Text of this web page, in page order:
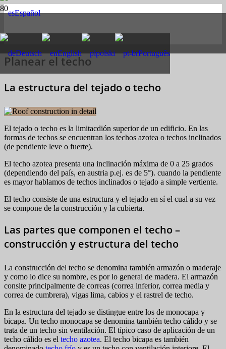
Español
Deutsch English polski Português
Planear el techo
La estructura del tejado o techo
El tejado o techo es la limitacdión superior de un edificio. En las
formas de techos se encuentran los techos azotea o techos inclinados
(de pendiente leve o fuerte).
El techo azotea presenta una inclinación máxima de 0 a 25 grados
(dependiendo del país, en austria p.ej. es de 5°). cuando la pendiente
es mayor hablamos de techos inclinados o tejado a simple vertiente.
El techo consiste de una estructura y el tejado en sí el cual a su vez
se compone de la construcción y la cubierta.
Las partes que componen el techo –
construcción y estructura del techo
La construcción del techo se denomina también armazón o maderaje
y como lo dice su nombre, es por lo general de madera. El armazón
consite principalmente de correas (correa inferior, correa media y
correa de cumbrera), vigas lima, cabios y el rastrel de techo.
En la estructura del tejado se distingue entre los de monocapa y
bicapa. Un techo monocapa se denomina también techo cálido y se
trata de un techo sin ventilación. El típico caso de aplicación de un
techo cálido es el techo azotea. El techo bicapa es también